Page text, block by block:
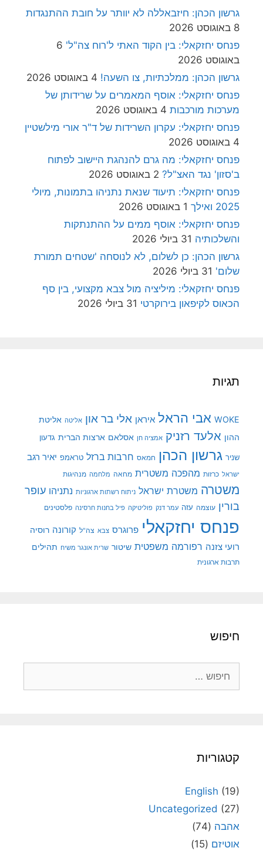
גרשון הכהן: חיזבאללה לא יוותר על חובת ההתנגדות
8 באוגוסט 2026
פנחס יחזקאלי: בין הקוד האתי ל'רוח צה"ל' 6
באוגוסט 2026
גרשון הכהן: ממלכתיות, צו השעה! 4 באוגוסט 2026
פנחס יחזקאלי: אוסף המאמרים על שרידותן של
מערכות מורכבות 4 באוגוסט 2026
פנחס יחזקאלי: עקרון השרידות של ד"ר אורי מילשטיין
4 באוגוסט 2026
פנחס יחזקאלי: מה גרם להנהגת היישוב לפתוח
ב'סזון' נגד האצ"ל? 2 באוגוסט 2026
פנחס יחזקאלי: תיעוד שנאת נתניהו בתמונות, מיולי
2025 ואילך
1 באוגוסט 2026
פנחס יחזקאלי: אוסף ממים על ההתנתקות
והשלכותיה 31 ביולי 2026
גרשון הכהן: כן לשלום, לא לנוסחה 'שטחים תמורת
שלום' 31 ביולי 2026
פנחס יחזקאלי: מיליציה מול צבא מקצועי, בין סף
הכאוס לקיפאון בירוקרטי 31 ביולי 2026
תגיות
WOKE אבי הראל איראן אלי בר און אליטה אליטת
ההון אלעד רזניק אמציה חן אסלאם ארצות הברית גדעון
שניר גרשון הכהן חמאס חרבות ברזל טראמפ יאיר רגב
ישראל כרזות מהפכה משטרית מחאה מלחמה מנהיגות
משטרה משטרת ישראל ניתוח רשתות ארגוניות נתניהו עופר
בורין עוצמה עזה עמר דנק פוליטיקה פיל בחנות חרסינה פלסטינים
פנחס יחזקאלי פרוגרס צבא צה"ל קורונה רוסיה
רועי צזנה רפורמה משפטית שיטור שרית אונגר משיח תהילים
תרבות ארגונית
חיפוש
קטגוריות
English (19)
Uncategorized (27)
אהבה (74)
אוטיזם (15)